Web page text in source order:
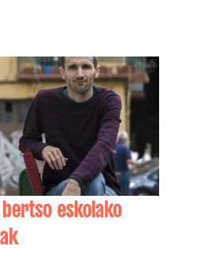
eskolako